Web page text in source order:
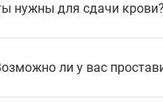
нужны для сдачи крови?
ли у вас